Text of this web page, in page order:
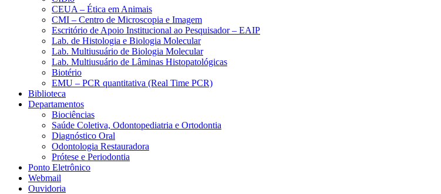
CEUA – Ética em Animais
CMI – Centro de Microscopia e Imagem
Escritório de Apoio Institucional ao Pesquisador – EAIP
Lab. de Histologia e Biologia Molecular
Lab. Multiusuário de Biologia Molecular
Lab. Multiusuário de Lâminas Histopatológicas
Biotério
EMU – PCR quantitativa (Real Time PCR)
Biblioteca
Departamentos
Biociências
Saúde Coletiva, Odontopediatria e Ortodontia
Diagnóstico Oral
Odontologia Restauradora
Prótese e Periodontia
Ponto Eletrônico
Webmail
Ouvidoria